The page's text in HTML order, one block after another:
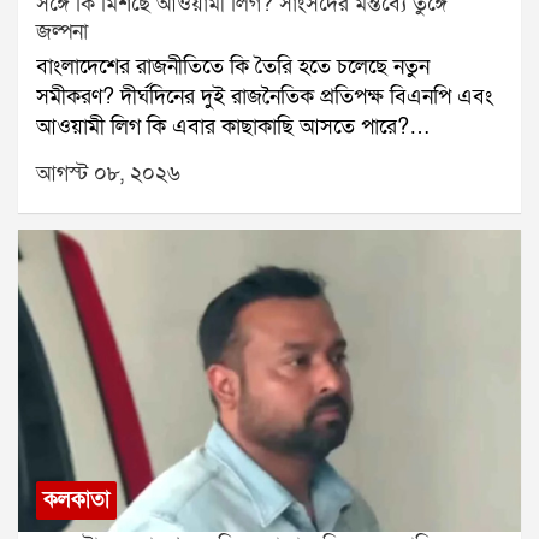
জল্পনা
বাংলাদেশের রাজনীতিতে কি তৈরি হতে চলেছে নতুন
সমীকরণ? দীর্ঘদিনের দুই রাজনৈতিক প্রতিপক্ষ বিএনপি এবং
আওয়ামী লিগ কি এবার কাছাকাছি আসতে পারে?
বাংলাদেশের প্রাক্তন প্রধানমন্ত্রী শেখ হাসিনার দেশে ফেরার
জল্পনার মধ্যেই এমনই এক মন্তব্য ঘিরে শুরু হয়েছে নতুন
রাজনৈতিক চর্চা।চলতি বছরের ডিসেম্বরেই বাংলাদেশে ফিরতে
চান শেখ হাসিনা, এমন খবর সামনে এসেছে। তার মধ্যেই
আওয়ামী লিগকে নিয়ে বড় মন্তব্য করেছেন বিএনপির এক
সাংসদ। সুনামগঞ্জ-২ আসনের সাংসদ নাসির উদ্দিন চৌধুরী
বৃহস্পতিবার একটি সমাবেশে বলেন, আওয়ামী লিগ তাঁদের
শত্রু নয়, বরং মিত্র। তাঁর দাবি, মুক্তিযুদ্ধের সময় দুই পক্ষ
একসঙ্গে লড়াই করেছে এবং অদূর ভবিষ্যতে আওয়ামী লিগ
বিএনপির সঙ্গে মিশে যেতে পারে।এই মন্তব্য প্রকাশ্যে
আসতেই বাংলাদেশের রাজনৈতিক মহলে জোর জল্পনা শুরু
হয়েছে। তা হলে কি নিষেধাজ্ঞার আওতায় থাকা আওয়ামী
লিগকে ফের রাজনীতির মূল স্রোতে ফিরিয়ে আনার কোনও
আগস্ট ০৮, ২০২৬
কলকাতা